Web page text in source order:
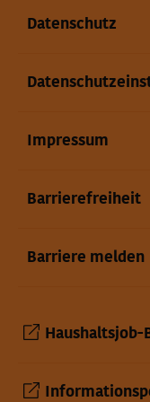
Datenschutz
Impressum
Barrierefreiheit
Barriere melden
Haushaltsjob-